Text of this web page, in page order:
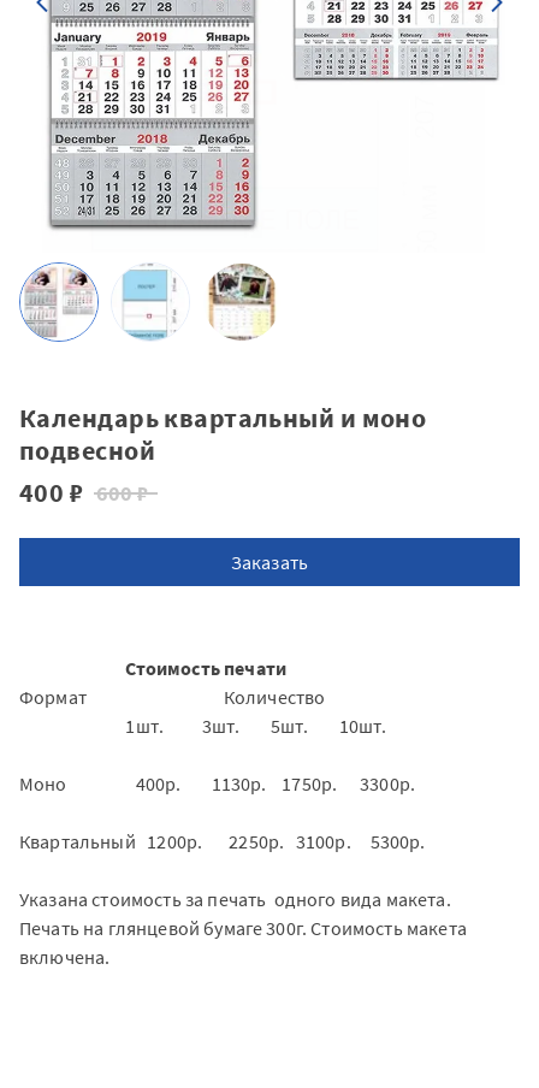
Календарь квартальный и моно
подвесной
400 ₽ 600 ₽
Заказать
Стоимость печати
Формат Количество
1шт. 3шт. 5шт. 10шт.
Моно 400р. 1130р. 1750р. 3300р.
Квартальный 1200р. 2250р. 3100р. 5300р.
Указана стоимость за печать одного вида макета.
Печать на глянцевой бумаге 300г. Стоимость макета
включена.